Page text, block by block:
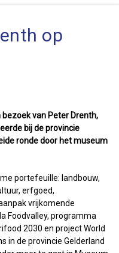
op
van Peter Drenth,
bij de provincie
ronde door het museum
portefeuille: landbouw,
erfgoed,
vrijkomende
Foodvalley, programma
2030 en project World
in de provincie Gelderland